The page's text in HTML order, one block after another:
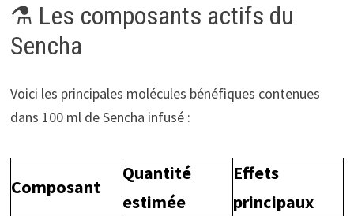
⚗️ Les composants actifs du
Sencha
Voici les principales molécules bénéfiques contenues
dans 100 ml de Sencha infusé :
Composant
Quantité
estimée
Effets
principaux